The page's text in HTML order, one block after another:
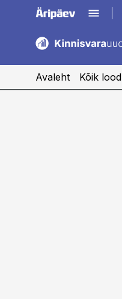
kaubandus.ee
logistikauudised.ee
Avaleht Kõik lood